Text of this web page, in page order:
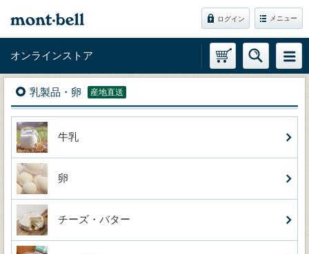
ログイン メニュー
オンラインストア
乳製品・卵 産地直送
牛乳
卵
チーズ・バター